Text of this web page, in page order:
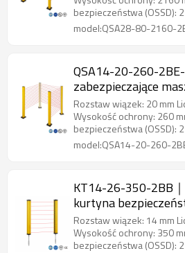
bezpieczeństwa (OSSD):
model:QSA28-80-2160-
QSA14-20-260-
zabezpieczające
bezpieczeństwa
Rozstaw wiązek: 20 mm
Wysokość ochrony: 260
bezpieczeństwa (OSSD):
model:QSA14-20-260-
KT14-26-350-2BB
kurtyna
Rozstaw wiązek: 14 mm
Wysokość ochrony: 350
bezpieczeństwa (OSSD):